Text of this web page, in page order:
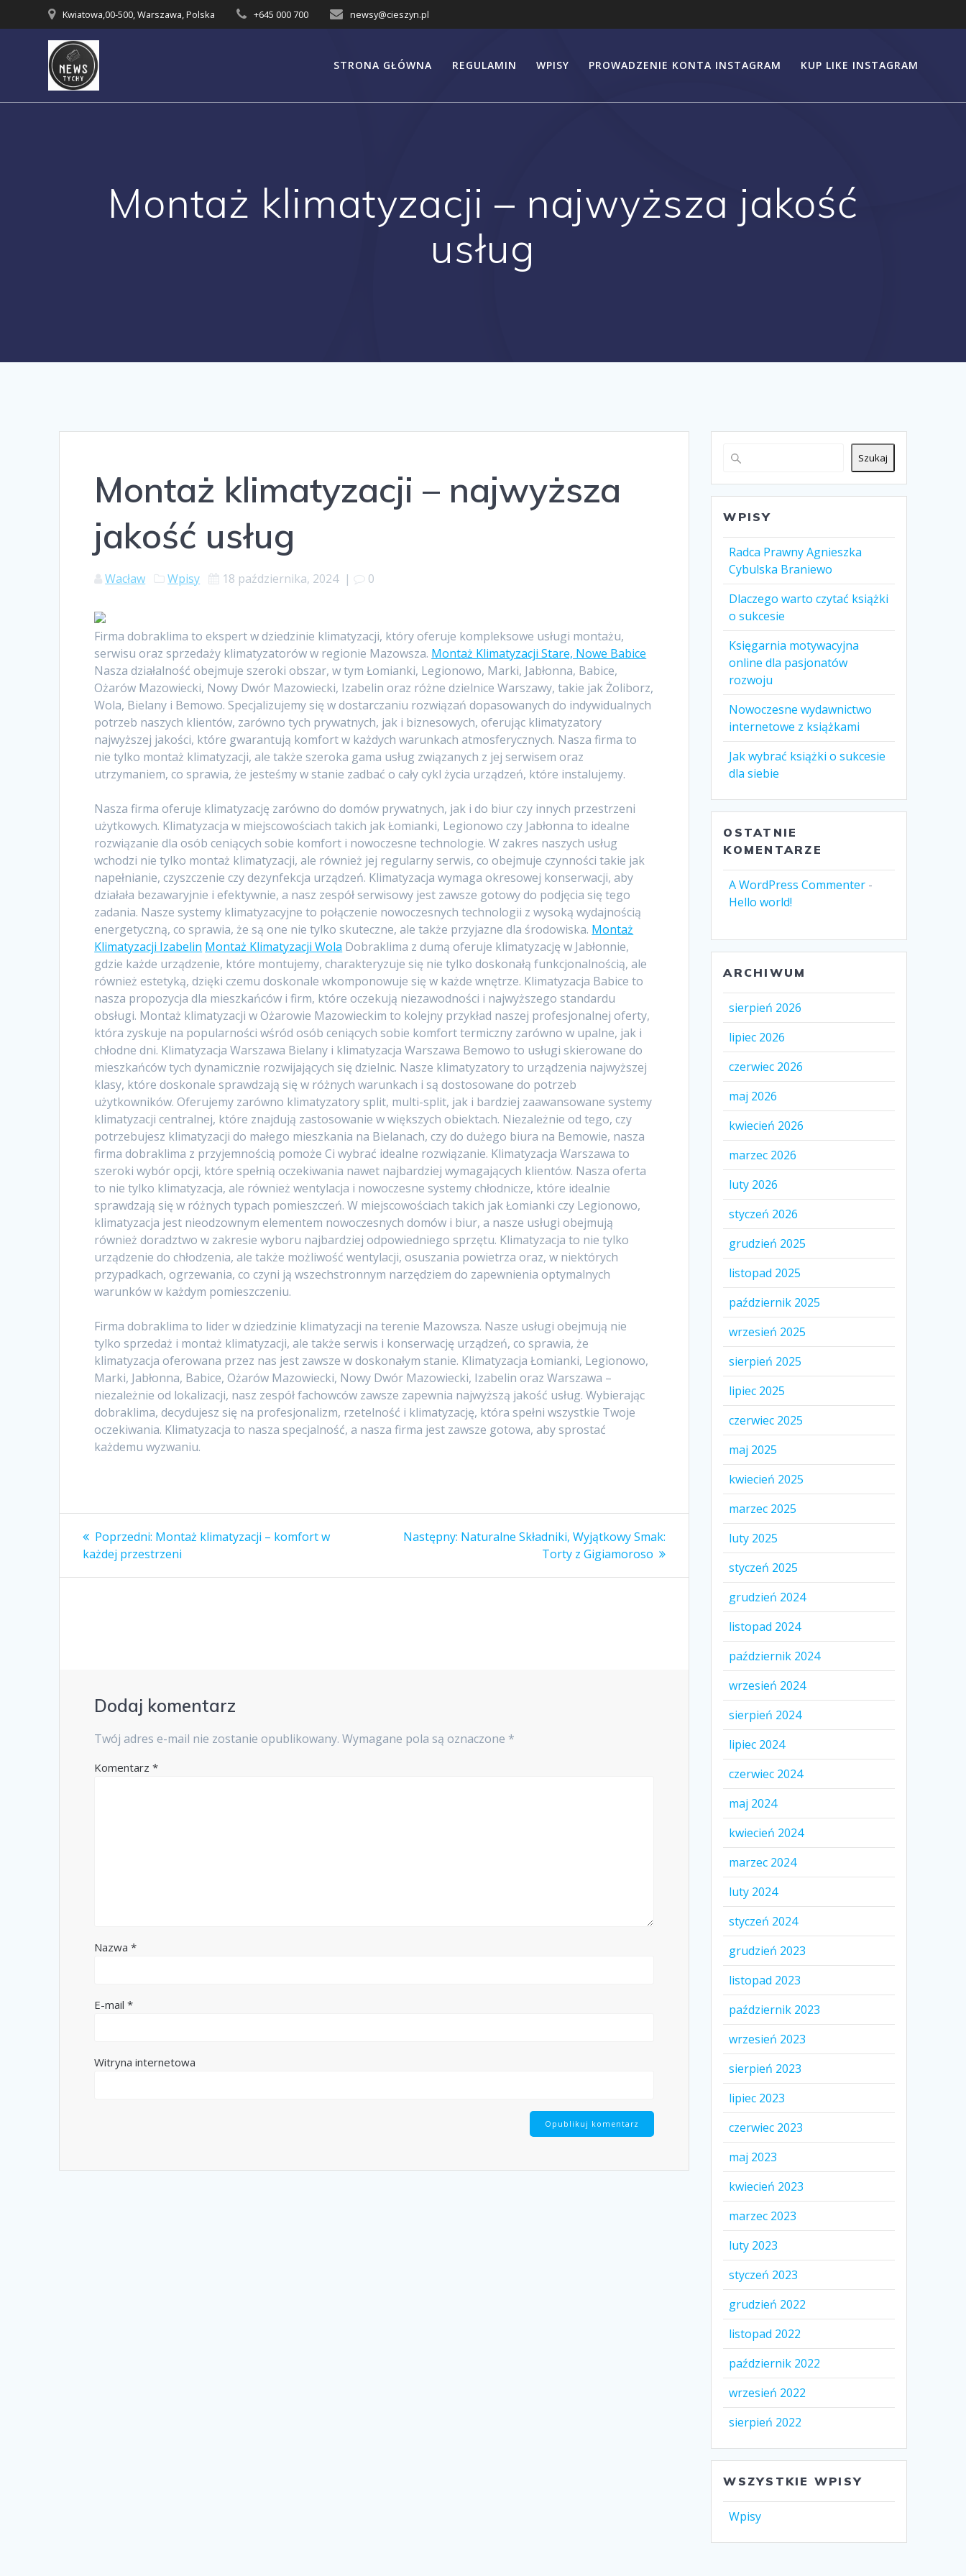
to
Kwiatowa,00-500, Warszawa, Polska +645 000 700 newsy@cieszyn.pl
STRONA GŁÓWNA REGULAMIN WPISY PROWADZENIE KONTA INSTAGRAM KUP LIKE INSTAGRAM
Montaż klimatyzacji – najwyższa jakość
usług
Montaż klimatyzacji – najwyższa
jakość usług
Wacław Wpisy 18 października, 2024| 0
Firma dobraklima to ekspert w dziedzinie klimatyzacji, który oferuje kompleksowe usługi montażu,
serwisu oraz sprzedaży klimatyzatorów w regionie Mazowsza. Montaż Klimatyzacji Stare, Nowe Babice
Nasza działalność obejmuje szeroki obszar, w tym Łomianki, Legionowo, Marki, Jabłonna, Babice,
Ożarów Mazowiecki, Nowy Dwór Mazowiecki, Izabelin oraz różne dzielnice Warszawy, takie jak Żoliborz,
Wola, Bielany i Bemowo. Specjalizujemy się w dostarczaniu rozwiązań dopasowanych do indywidualnych
potrzeb naszych klientów, zarówno tych prywatnych, jak i biznesowych, oferując klimatyzatory
najwyższej jakości, które gwarantują komfort w każdych warunkach atmosferycznych. Nasza firma to
nie tylko montaż klimatyzacji, ale także szeroka gama usług związanych z jej serwisem oraz
utrzymaniem, co sprawia, że jesteśmy w stanie zadbać o cały cykl życia urządzeń, które instalujemy.
Nasza firma oferuje klimatyzację zarówno do domów prywatnych, jak i do biur czy innych przestrzeni
użytkowych. Klimatyzacja w miejscowościach takich jak Łomianki, Legionowo czy Jabłonna to idealne
rozwiązanie dla osób ceniących sobie komfort i nowoczesne technologie. W zakres naszych usług
wchodzi nie tylko montaż klimatyzacji, ale również jej regularny serwis, co obejmuje czynności takie jak
napełnianie, czyszczenie czy dezynfekcja urządzeń. Klimatyzacja wymaga okresowej konserwacji, aby
działała bezawaryjnie i efektywnie, a nasz zespół serwisowy jest zawsze gotowy do podjęcia się tego
zadania. Nasze systemy klimatyzacyjne to połączenie nowoczesnych technologii z wysoką wydajnością
energetyczną, co sprawia, że są one nie tylko skuteczne, ale także przyjazne dla środowiska. Montaż
Klimatyzacji Izabelin Montaż Klimatyzacji Wola Dobraklima z dumą oferuje klimatyzację w Jabłonnie,
gdzie każde urządzenie, które montujemy, charakteryzuje się nie tylko doskonałą funkcjonalnością, ale
również estetyką, dzięki czemu doskonale wkomponowuje się w każde wnętrze. Klimatyzacja Babice to
nasza propozycja dla mieszkańców i firm, które oczekują niezawodności i najwyższego standardu
obsługi. Montaż klimatyzacji w Ożarowie Mazowieckim to kolejny przykład naszej profesjonalnej oferty,
która zyskuje na popularności wśród osób ceniących sobie komfort termiczny zarówno w upalne, jak i
chłodne dni. Klimatyzacja Warszawa Bielany i klimatyzacja Warszawa Bemowo to usługi skierowane do
mieszkańców tych dynamicznie rozwijających się dzielnic. Nasze klimatyzatory to urządzenia najwyższej
klasy, które doskonale sprawdzają się w różnych warunkach i są dostosowane do potrzeb
użytkowników. Oferujemy zarówno klimatyzatory split, multi-split, jak i bardziej zaawansowane systemy
klimatyzacji centralnej, które znajdują zastosowanie w większych obiektach. Niezależnie od tego, czy
potrzebujesz klimatyzacji do małego mieszkania na Bielanach, czy do dużego biura na Bemowie, nasza
firma dobraklima z przyjemnością pomoże Ci wybrać idealne rozwiązanie. Klimatyzacja Warszawa to
szeroki wybór opcji, które spełnią oczekiwania nawet najbardziej wymagających klientów. Nasza oferta
to nie tylko klimatyzacja, ale również wentylacja i nowoczesne systemy chłodnicze, które idealnie
sprawdzają się w różnych typach pomieszczeń. W miejscowościach takich jak Łomianki czy Legionowo,
klimatyzacja jest nieodzownym elementem nowoczesnych domów i biur, a nasze usługi obejmują
również doradztwo w zakresie wyboru najbardziej odpowiedniego sprzętu. Klimatyzacja to nie tylko
urządzenie do chłodzenia, ale także możliwość wentylacji, osuszania powietrza oraz, w niektórych
przypadkach, ogrzewania, co czyni ją wszechstronnym narzędziem do zapewnienia optymalnych
warunków w każdym pomieszczeniu.
Firma dobraklima to lider w dziedzinie klimatyzacji na terenie Mazowsza. Nasze usługi obejmują nie
tylko sprzedaż i montaż klimatyzacji, ale także serwis i konserwację urządzeń, co sprawia, że
klimatyzacja oferowana przez nas jest zawsze w doskonałym stanie. Klimatyzacja Łomianki, Legionowo,
Marki, Jabłonna, Babice, Ożarów Mazowiecki, Nowy Dwór Mazowiecki, Izabelin oraz Warszawa –
niezależnie od lokalizacji, nasz zespół fachowców zawsze zapewnia najwyższą jakość usług. Wybierając
dobraklima, decydujesz się na profesjonalizm, rzetelność i klimatyzację, która spełni wszystkie Twoje
oczekiwania. Klimatyzacja to nasza specjalność, a nasza firma jest zawsze gotowa, aby sprostać
każdemu wyzwaniu.
Nawigacja
wpisu
Poprzedni: Poprzedni
wpis:
Montaż klimatyzacji – komfort w
każdej przestrzeni
Następny: Następny
Naturalne Składniki, Wyjątkowy Smak:
Torty z Gigiamoroso
Dodaj komentarz
Twój adres e-mail nie zostanie opublikowany. Wymagane pola są oznaczone *
Komentarz*
Nazwa*
E-mail*
Witryna internetowa
Szukaj
WPISY
Radca Prawny Agnieszka
Cybulska Braniewo
Dlaczego warto czytać książki
o sukcesie
Księgarnia motywacyjna
online dla pasjonatów
rozwoju
Nowoczesne wydawnictwo
internetowe z książkami
Jak wybrać książki o sukcesie
dla siebie
OSTATNIE
KOMENTARZE
A WordPress Commenter -
Hello world!
ARCHIWUM
sierpień 2026
lipiec 2026
czerwiec 2026
maj 2026
kwiecień 2026
marzec 2026
luty 2026
styczeń 2026
grudzień 2025
listopad 2025
październik 2025
wrzesień 2025
sierpień 2025
lipiec 2025
czerwiec 2025
maj 2025
kwiecień 2025
marzec 2025
luty 2025
styczeń 2025
grudzień 2024
listopad 2024
październik 2024
wrzesień 2024
sierpień 2024
lipiec 2024
czerwiec 2024
maj 2024
kwiecień 2024
marzec 2024
luty 2024
styczeń 2024
grudzień 2023
listopad 2023
październik 2023
wrzesień 2023
sierpień 2023
lipiec 2023
czerwiec 2023
maj 2023
kwiecień 2023
marzec 2023
luty 2023
styczeń 2023
grudzień 2022
listopad 2022
październik 2022
wrzesień 2022
sierpień 2022
WSZYSTKIE WPISY
Wpisy